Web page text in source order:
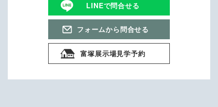
LINEで問合せる
フォームから問合せる
富塚展示場見学予約